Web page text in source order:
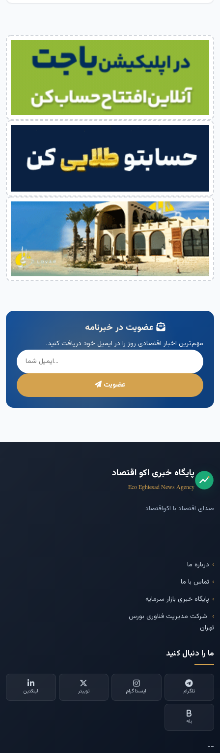
عضویت در خبرنامه
مهم‌ترین اخبار اقتصادی روز را در ایمیل خود دریافت کنید.
عضویت
پایگاه خبری اکو اقتصاد
Eco Eghtesad News Agency
صدای اقتصاد با اکواقتصاد
درباره ما
تماس با ما
پایگاه خبری بازار سرمایه
شرکت مدیریت فناوری بورس
تهران
ما را دنبال کنید
تلگرام اینستاگرام توییتر لینکدین
بله
--